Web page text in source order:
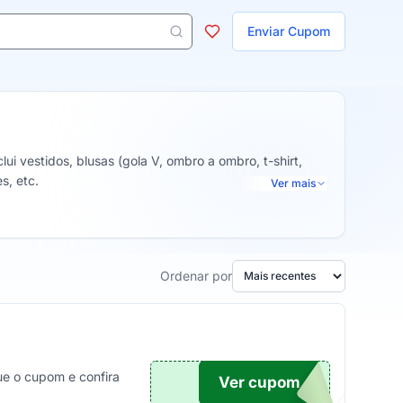
Enviar Cupom
vestidos, blusas (gola V, ombro a ombro, t-shirt,
etc.
Ver mais
Ordenar por
o cupom e confira TICO
Ver cupom